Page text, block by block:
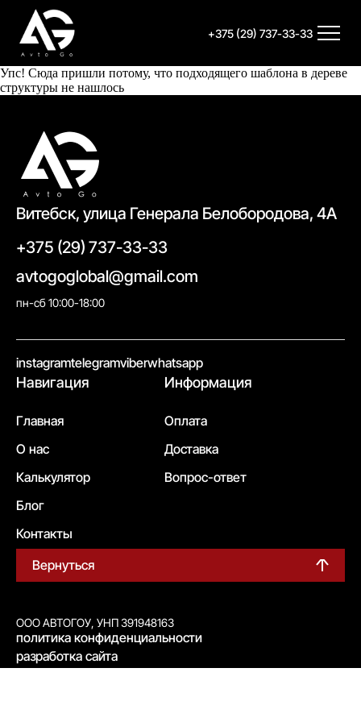
+375 (29) 737-33-33
Упс! Сюда пришли потому, что подходящего шаблона в дереве
структуры не нашлось
Витебск, улица Генерала Белобородова, 4А
+375 (29) 737-33-33
avtogoglobal@gmail.com
пн-сб 10:00-18:00
instagramtelegramviberwhatsapp
Навигация
Главная
О нас
Калькулятор
Блог
Контакты
Информация
Оплата
Доставка
Вопрос-ответ
Вернуться
ООО АВТОГОУ, УНП 391948163
политика конфиденциальности
разработка сайта